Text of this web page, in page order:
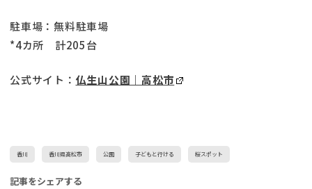
駐車場：無料駐車場
*4カ所 計205台
公式サイト： 仏生山公園｜高松市
香川 香川県高松市 公園 子どもと行ける 桜スポット
記事をシェアする